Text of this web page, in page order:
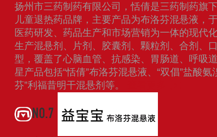
扬州市三药制药有限公司，恬倩是三药制药旗
儿童退热药品牌，主要产品为布洛芬混悬液，
医药研发、药品生产和市场营销为一体的现代
生产混悬剂、片剂、胶囊剂、颗粒剂、合剂、
型，覆盖了心脑血管、抗感染、胃肠道、呼吸
星产品包括“恬倩”布洛芬混悬液、“双倡”盐酸
芬”利福昔明干混悬剂等。
NO.7